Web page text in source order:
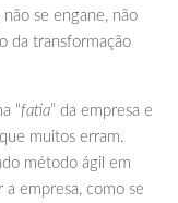
se engane, não
da transformação
“fatia” da empresa e
muitos erram.
método ágil em
empresa, como se